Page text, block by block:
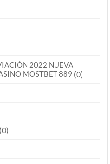
2022 NUEVA
MOSTBET 889 (0)
(0)